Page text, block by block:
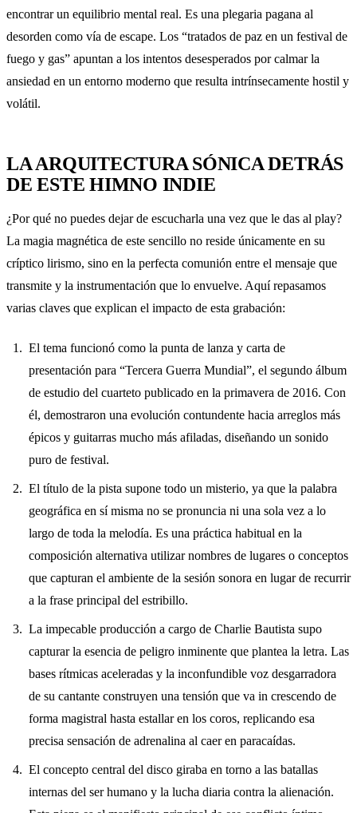
encontrar un equilibrio mental real. Es una plegaria pagana al
desorden como vía de escape. Los “tratados de paz en un festival de
fuego y gas” apuntan a los intentos desesperados por calmar la
ansiedad en un entorno moderno que resulta intrínsecamente hostil y
volátil.
LA ARQUITECTURA SÓNICA DETRÁS
DE ESTE HIMNO INDIE
¿Por qué no puedes dejar de escucharla una vez que le das al play?
La magia magnética de este sencillo no reside únicamente en su
críptico lirismo, sino en la perfecta comunión entre el mensaje que
transmite y la instrumentación que lo envuelve. Aquí repasamos
varias claves que explican el impacto de esta grabación:
El tema funcionó como la punta de lanza y carta de
presentación para “Tercera Guerra Mundial”, el segundo álbum
de estudio del cuarteto publicado en la primavera de 2016. Con
él, demostraron una evolución contundente hacia arreglos más
épicos y guitarras mucho más afiladas, diseñando un sonido
puro de festival.
El título de la pista supone todo un misterio, ya que la palabra
geográfica en sí misma no se pronuncia ni una sola vez a lo
largo de toda la melodía. Es una práctica habitual en la
composición alternativa utilizar nombres de lugares o conceptos
que capturan el ambiente de la sesión sonora en lugar de recurrir
a la frase principal del estribillo.
La impecable producción a cargo de Charlie Bautista supo
capturar la esencia de peligro inminente que plantea la letra. Las
bases rítmicas aceleradas y la inconfundible voz desgarradora
de su cantante construyen una tensión que va in crescendo de
forma magistral hasta estallar en los coros, replicando esa
precisa sensación de adrenalina al caer en paracaídas.
El concepto central del disco giraba en torno a las batallas
internas del ser humano y la lucha diaria contra la alienación.